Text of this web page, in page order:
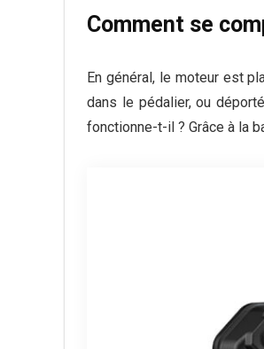
Comment se
En général, le moteur est
dans le pédalier, ou
fonctionne-t-il ? Grâce à la